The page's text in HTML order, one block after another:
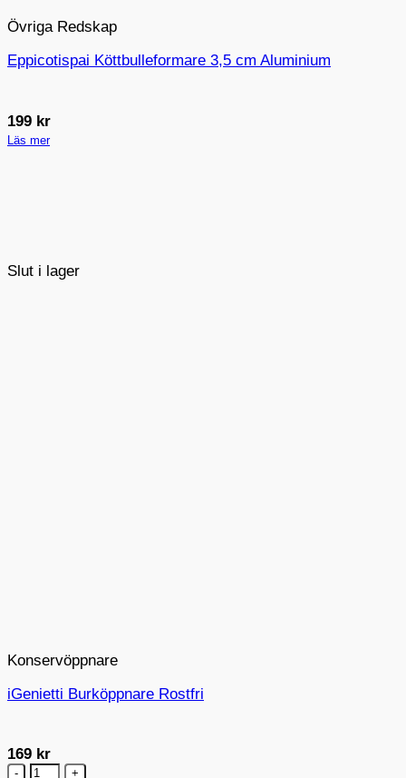
Slut i lager
Övriga Redskap
Eppicotispai Köttbulleformare 3,5 cm Aluminium
199 kr
Läs mer
Konservöppnare
iGenietti Burköppnare Rostfri
169 kr
iGenietti